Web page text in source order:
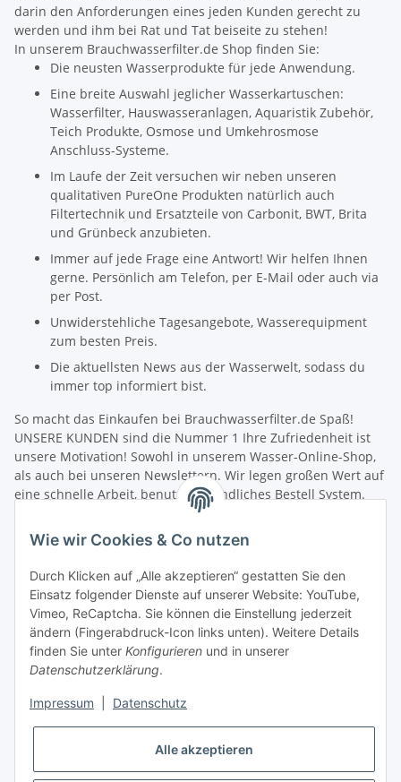
darin den Anforderungen eines jeden Kunden gerecht zu
werden und ihm bei Rat und Tat beiseite zu stehen!
In unserem Brauchwasserfilter.de Shop finden Sie:
Die neusten Wasserprodukte für jede Anwendung.
Eine breite Auswahl jeglicher Wasserkartuschen:
Wasserfilter, Hauswasseranlagen, Aquaristik Zubehör,
Teich Produkte, Osmose und Umkehrosmose
Anschluss-Systeme.
Im Laufe der Zeit versuchen wir neben unseren
qualitativen PureOne Produkten natürlich auch
Filtertechnik und Ersatzteile von Carbonit, BWT, Brita
und Grünbeck anzubieten.
Immer auf jede Frage eine Antwort! Wir helfen Ihnen
gerne. Persönlich am Telefon, per E-Mail oder auch via
per Post.
Unwiderstehliche Tagesangebote, Wasserequipment
zum besten Preis.
Die aktuellsten News aus der Wasserwelt, sodass du
immer top informiert bist.
So macht das Einkaufen bei Brauchwasserfilter.de Spaß!
UNSERE KUNDEN sind die Nummer 1 Ihre Zufriedenheit ist
unsere Motivation! Sowohl in unserem Wasser-Online-Shop,
als auch bei unseren Newslettern. Wir legen großen Wert auf
eine schnelle Arbeit, benutzerfreundliches Bestell System.
Unsere Mitarbeiter verfügen über umfangreiches fachliches
Wissen und helfen jedem bei Fragen gerne weiter. Wir freuen
uns über die Zusammenarbeit mit Ihnen sowie die
Zusammenarbeit mit Aquaristik Freunden, Fischzucht und
Angelvereinen.
Schneller Versand! Wir wollen Sie nicht lange warten lassen.
Damit Sie möglichst schnell Ihre neue Filterausrüstung in
Betrieb nehmen können, senden wir Ihre Bestellung sofort
nach dem Zahlungseingang zu. Nach der Bearbeitung Ihrer
Produkt-Bestellung erhalten Sie umgehend eine
Versandbestätigung, in der wir weitere Informationen zum
Ihrer Bestellung jederzeit informieren. Sollte Ihnen die Ware
nicht zusagen, können Sie sie umtauschen oder nach
Wie wir Cookies & Co nutzen
Durch Klicken auf „Alle akzeptieren“ gestatten Sie den
Einsatz folgender Dienste auf unserer Website: YouTube,
Vimeo, ReCaptcha. Sie können die Einstellung jederzeit
ändern (Fingerabdruck-Icon links unten). Weitere Details
finden Sie unter Konfigurieren und in unserer
Datenschutzerklärung.
Impressum Datenschutz
Alle akzeptieren